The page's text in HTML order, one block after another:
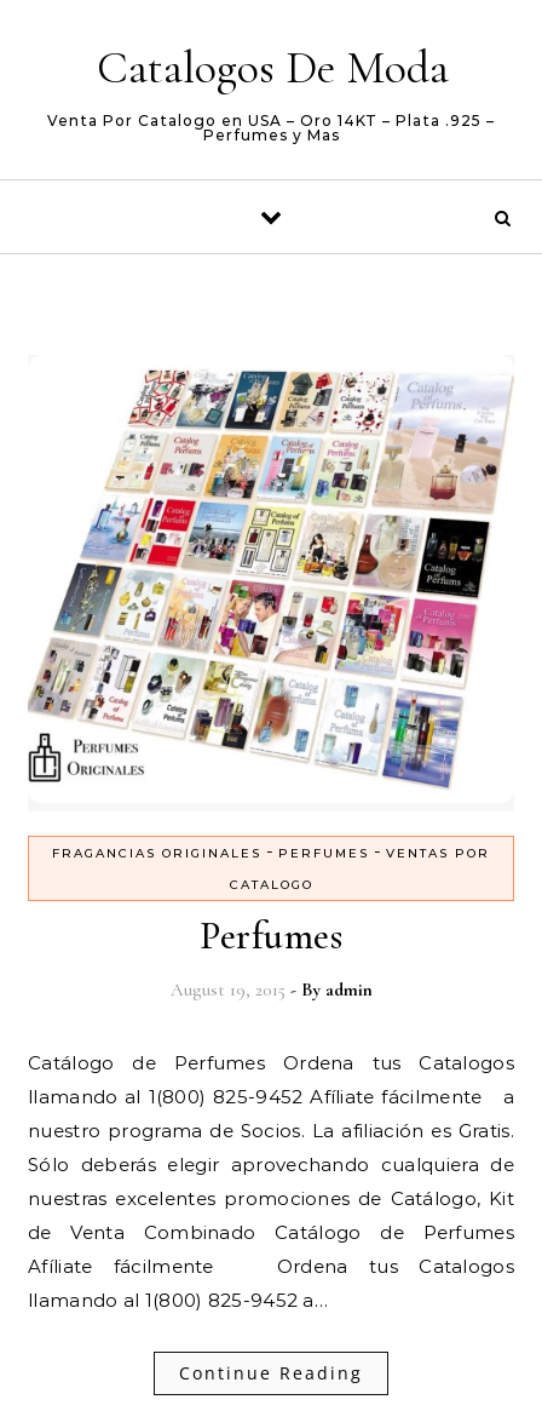
Catalogos De Moda
Venta Por Catalogo en USA – Oro 14KT – Plata .925 –
Perfumes y Mas
FRAGANCIAS ORIGINALES - PERFUMES - VENTAS POR
CATALOGO
Perfumes
August 19, 2015 - By admin
Catálogo de Perfumes Ordena tus Catalogos
llamando al 1(800) 825-9452 Afíliate fácilmente a
nuestro programa de Socios. La afiliación es Gratis.
Sólo deberás elegir aprovechando cualquiera de
nuestras excelentes promociones de Catálogo, Kit
de Venta Combinado Catálogo de Perfumes
Afíliate fácilmente Ordena tus Catalogos
llamando al 1(800) 825-9452 a…
Continue Reading